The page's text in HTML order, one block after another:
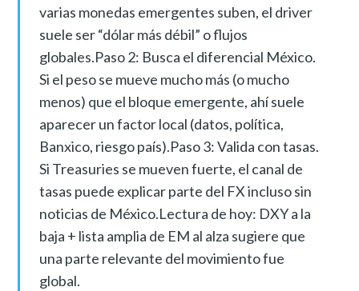
varias monedas emergentes suben, el driver
suele ser “dólar más débil” o flujos
globales.Paso 2: Busca el diferencial México.
Si el peso se mueve mucho más (o mucho
menos) que el bloque emergente, ahí suele
aparecer un factor local (datos, política,
Banxico, riesgo país).Paso 3: Valida con tasas.
Si Treasuries se mueven fuerte, el canal de
tasas puede explicar parte del FX incluso sin
noticias de México.Lectura de hoy: DXY a la
baja + lista amplia de EM al alza sugiere que
una parte relevante del movimiento fue
global.